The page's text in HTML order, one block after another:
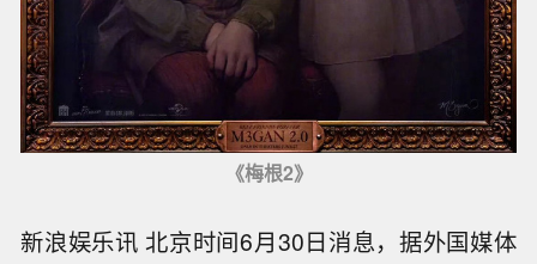
《梅根2》
新浪娱乐讯 北京时间6月30日消息，据外国媒体